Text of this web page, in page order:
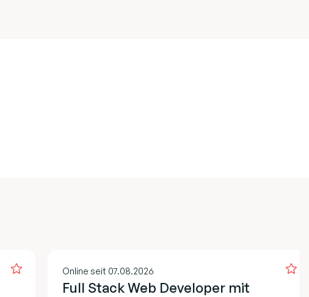
Online seit 07.08.2026
Full Stack Web Developer mit